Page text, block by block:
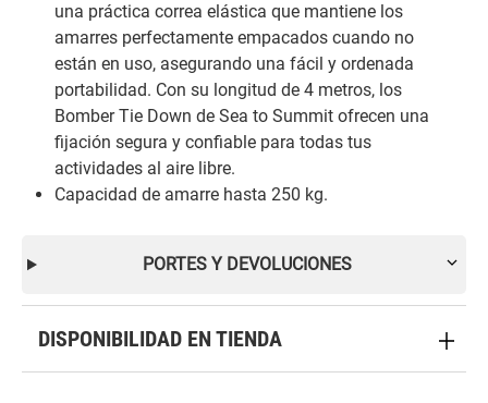
una práctica correa elástica que mantiene los
amarres perfectamente empacados cuando no
están en uso, asegurando una fácil y ordenada
portabilidad. Con su longitud de 4 metros, los
Bomber Tie Down de Sea to Summit ofrecen una
fijación segura y confiable para todas tus
actividades al aire libre.
Capacidad de amarre hasta 250 kg.
PORTES Y DEVOLUCIONES
DISPONIBILIDAD EN TIENDA